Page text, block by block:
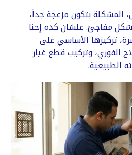
المشكلة بتكون مزعجة جداً،
مفاجئ. علشان كده إحنا
تركيزها الأساسي على
الفوري، وتركيب قطع غيار
الطبيعية.